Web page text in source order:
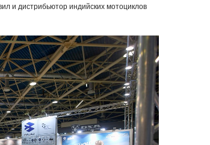
и дистрибьютор индийских мотоциклов